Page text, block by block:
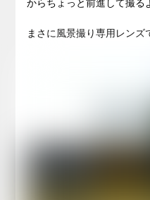
からちょっと前進して撮る
まさに風景撮り専用レンズ